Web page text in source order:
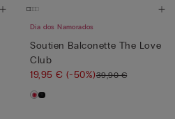
Dia dos Namorados
Soutien Balconette The Love
Club
19,95 €(-50%)39,90 €